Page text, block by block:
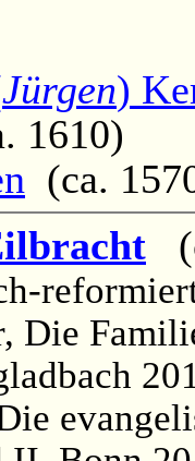
Jürgen)
1610)
(ca.
Die